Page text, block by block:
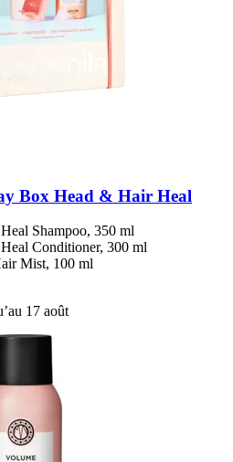
Box Head & Hair Heal
Shampoo, 350 ml
Conditioner, 300 ml
Mist, 100 ml
17 août